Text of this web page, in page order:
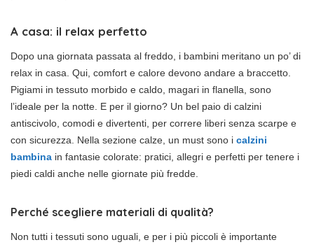
A casa: il relax perfetto
Dopo una giornata passata al freddo, i bambini meritano un po’ di
relax in casa. Qui, comfort e calore devono andare a braccetto.
Pigiami in tessuto morbido e caldo, magari in flanella, sono
l’ideale per la notte. E per il giorno? Un bel paio di calzini
antiscivolo, comodi e divertenti, per correre liberi senza scarpe e
con sicurezza. Nella sezione calze, un must sono i calzini
bambina in fantasie colorate: pratici, allegri e perfetti per tenere i
piedi caldi anche nelle giornate più fredde.
Perché scegliere materiali di qualità?
Non tutti i tessuti sono uguali, e per i più piccoli è importante